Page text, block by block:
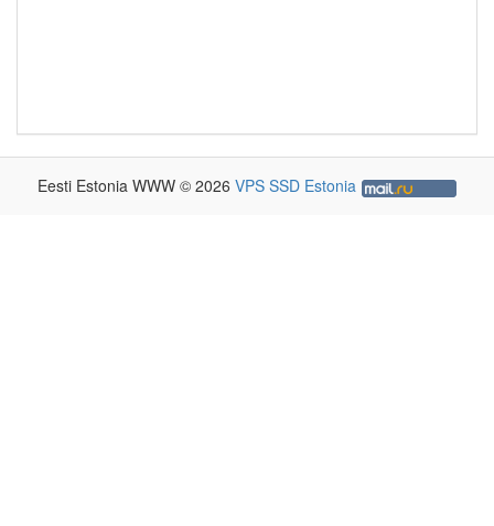
Eesti Estonia WWW © 2026 VPS SSD Estonia